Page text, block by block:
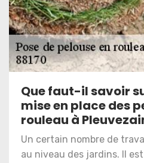
Que faut-il savoir
mise en place des
rouleau à
Un certain nombre de
au niveau des jardins. Il